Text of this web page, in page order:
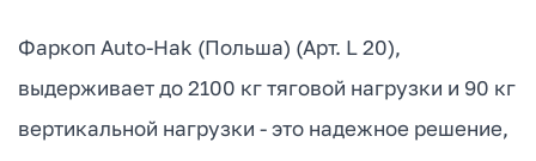
Фаркоп Auto-Hak (Польша) (Арт. L 20),
выдерживает до 2100 кг тяговой нагрузки и 90 кг
вертикальной нагрузки - это надежное решение,